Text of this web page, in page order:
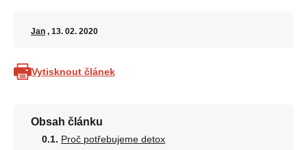
Jan , 13. 02. 2020
Vytisknout článek
Obsah článku
Proč potřebujeme detox